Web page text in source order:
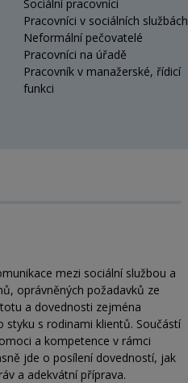
Sociální pracovníci
Pracovníci v sociálních službách
Neformální pečovatelé
Pracovníci na úřadě
Pracovník v manažerské, řídicí
funkci
mezi sociální službou a
oprávněných požadavků ze
a dovednosti zejména
styku s rodinami klientů. Součástí
a kompetence v rámci
jde o posílení dovedností, jak
a adekvátní příprava.